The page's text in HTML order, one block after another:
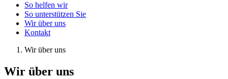
So helfen wir
So unterstützen Sie
Wir über uns
Kontakt
Wir über uns
Wir über uns